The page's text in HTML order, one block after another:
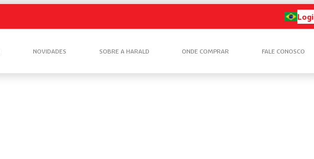
NOVIDADES SOBRE A HARALD ONDE COMPRAR FALE CONOSCO